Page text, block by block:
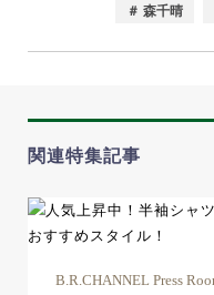
＃ 森千晴
関連特集記事
B.R.CHANNEL Press